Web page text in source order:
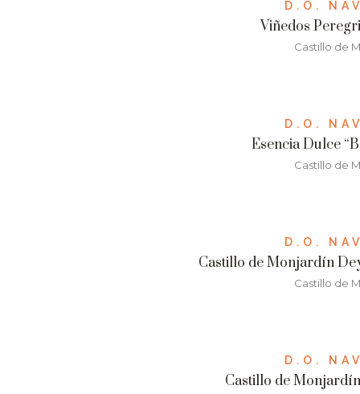
D.O.
Viñedos
Castillo de
D.O.
Esencia Dulce
Castillo de
D.O.
Castillo de Monjardín
Castillo de
D.O.
Castillo de